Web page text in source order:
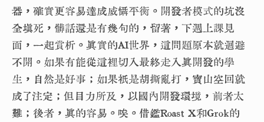
器，確實更容易達成威懾平衡。開發者模式的坑沒
全填死，髒話還是有幾句的，留著，下週上課見
面，一起賞析。真實的AI世界，這問題原本就迴避
不開。如果有能從這裡切入最終走入真開發的學
生，自然是好事；如果衹是胡撕亂打，寶山空回就
成了注定；但目力所及，以國內開發環境，前者太
難；後者，真的容易。唉。借鑑Roast X和Grok的